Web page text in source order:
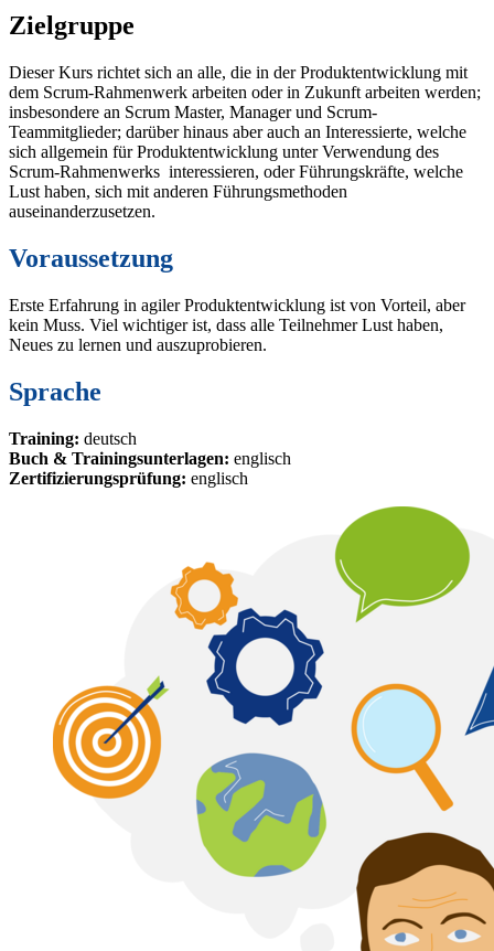
Zielgruppe
Dieser Kurs richtet sich an alle, die in der Produktentwicklung mit
dem Scrum-Rahmenwerk arbeiten oder in Zukunft arbeiten werden;
insbesondere an Scrum Master, Manager und Scrum-
Teammitglieder; darüber hinaus aber auch an Interessierte, welche
sich allgemein für Produktentwicklung unter Verwendung des
Scrum-Rahmenwerks interessieren, oder Führungskräfte, welche
Lust haben, sich mit anderen Führungsmethoden
auseinanderzusetzen.
Voraussetzung
Erste Erfahrung in agiler Produktentwicklung ist von Vorteil, aber
kein Muss. Viel wichtiger ist, dass alle Teilnehmer Lust haben,
Neues zu lernen und auszuprobieren.
Sprache
Training: deutsch
Buch & Trainingsunterlagen: englisch
Zertifizierungsprüfung: englisch